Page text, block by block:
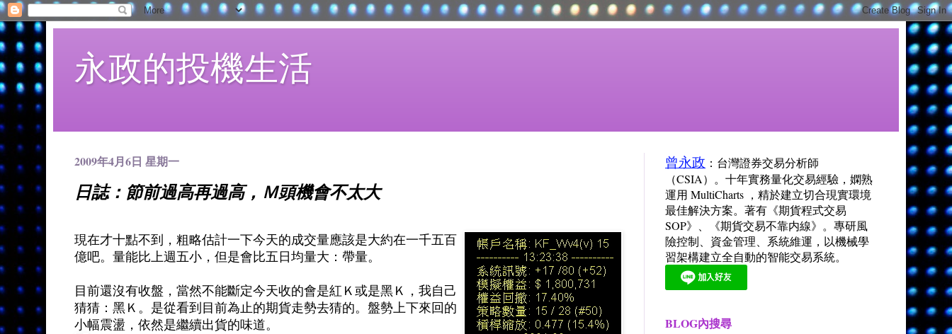
永政的投機生活
2009年4月6日 星期一
日誌：節前過高再過高，Ｍ頭機會不太大
現在才十點不到，粗略估計一下今天的成交量應該是大約在一千五百
億吧。量能比上週五小，但是會比五日均量大：帶量。
目前還沒有收盤，當然不能斷定今天收的會是紅Ｋ或是黑Ｋ，我自己
猜猜：黑Ｋ。是從看到目前為止的期貨走勢去猜的。盤勢上下來回的
小幅震盪，依然是繼續出貨的味道。
曾永政 ：台灣證券交易分析師
（CSIA）。十年實務量化交易經驗，嫻熟
運用 MultiCharts ，精於建立切合現實環境
最佳解決方案。著有《期貨程式交易
SOP》、《期貨交易不靠内線》。專研風
險控制、資金管理、系統維運，以機械學
習架構建立全自動的智能交易系統。
BLOG內搜尋